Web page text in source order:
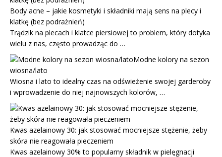
Body acne – jakie kosmetyki i składniki mają sens na plecy i
klatkę (bez podrażnień)
Trądzik na plecach i klatce piersiowej to problem, który dotyka
wielu z nas, często prowadząc do …
Modne kolory na sezon
wiosna/lato
Wiosna i lato to idealny czas na odświeżenie swojej garderoby
i wprowadzenie do niej najnowszych kolorów, …
Kwas azelainowy 30: jak stosować mocniejsze stężenie, żeby
skóra nie reagowała pieczeniem
Kwas azelainowy 30% to popularny składnik w pielęgnacji